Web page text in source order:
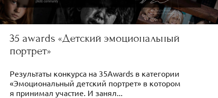
35 awards «Детский эмоциональный
портрет»
Результаты конкурса на 35Awards в категории
«Эмоциональный детский портрет» в котором
я принимал участие. И занял...